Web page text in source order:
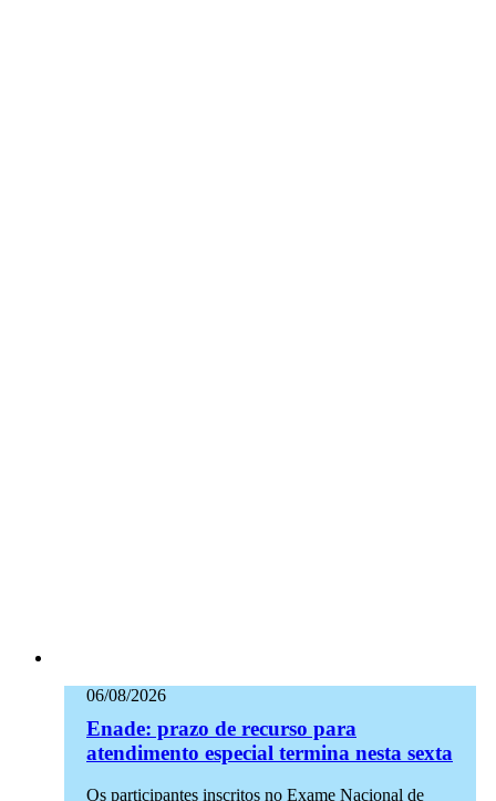
06/08/2026
Enade: prazo de recurso para
atendimento especial termina nesta sexta
Os participantes inscritos no Exame Nacional de